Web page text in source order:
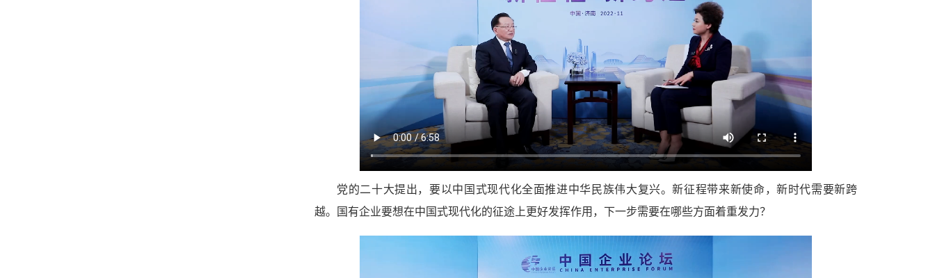
党的二十大提出，要以中国式现代化全面推进中华民族伟大复兴。新征程带来新使命，新时代需要新跨
越。国有企业要想在中国式现代化的征途上更好发挥作用，下一步需要在哪些方面着重发力？